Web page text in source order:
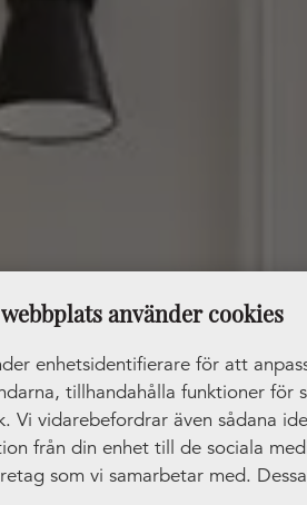
använder cookies
enhetsidentifierare för att
tillhandahålla funktioner för
Vi vidarebefordrar även sådana
från din enhet till de sociala
som vi samarbetar med.